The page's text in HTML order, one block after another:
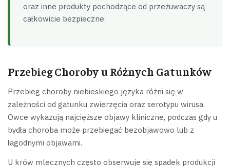
oraz inne produkty pochodzące od przeżuwaczy są
całkowicie bezpieczne.
Przebieg Choroby u Różnych Gatunków
Przebieg choroby niebieskiego języka różni się w
zależności od gatunku zwierzęcia oraz serotypu wirusa.
Owce wykazują najcięższe objawy kliniczne, podczas gdy u
bydła choroba może przebiegać bezobjawowo lub z
łagodnymi objawami.
U krów mlecznych często obserwuje się spadek produkcji